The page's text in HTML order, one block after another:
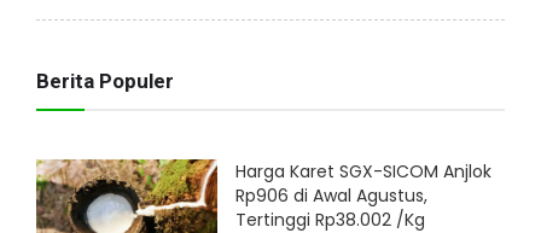
Berita Populer
Harga Karet SGX-SICOM Anjlok
Rp906 di Awal Agustus,
Tertinggi Rp38.002 /Kg